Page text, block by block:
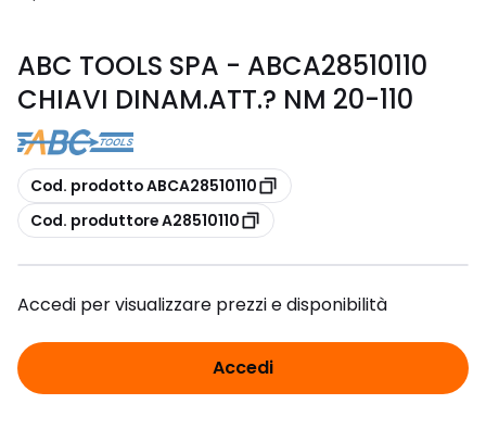
ABC TOOLS SPA - ABCA28510110
CHIAVI DINAM.ATT.? NM 20-110
copia
Cod. prodotto ABCA28510110
copia
Cod. produttore A28510110
Accedi per visualizzare prezzi e disponibilità
Accedi